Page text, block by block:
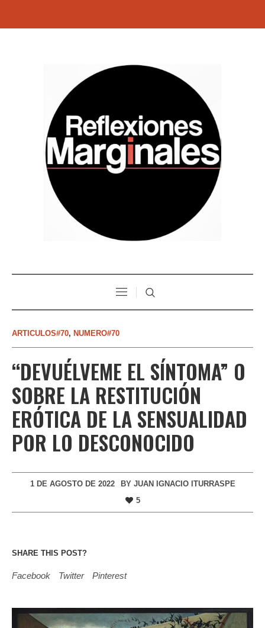
ARTICULOS#70, NUMERO#70
“DEVUÉLVEME EL SÍNTOMA” O
SOBRE LA RESTITUCIÓN
ERÓTICA DE LA SENSUALIDAD
POR LO DESCONOCIDO
1 DE AGOSTO DE 2022 BY JUAN IGNACIO ITURRASPE
5
SHARE THIS POST?
Facebook Twitter Pinterest